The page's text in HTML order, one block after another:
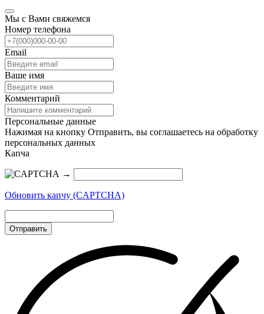
Мы с Вами свяжемся
Номер телефона
Email
Ваше имя
Комментарий
Персональные данные
Нажимая на кнопку Отправить, вы соглашаетесь на обработку
персональных данных
Капча
→
Обновить капчу (CAPTCHA)
Отправить